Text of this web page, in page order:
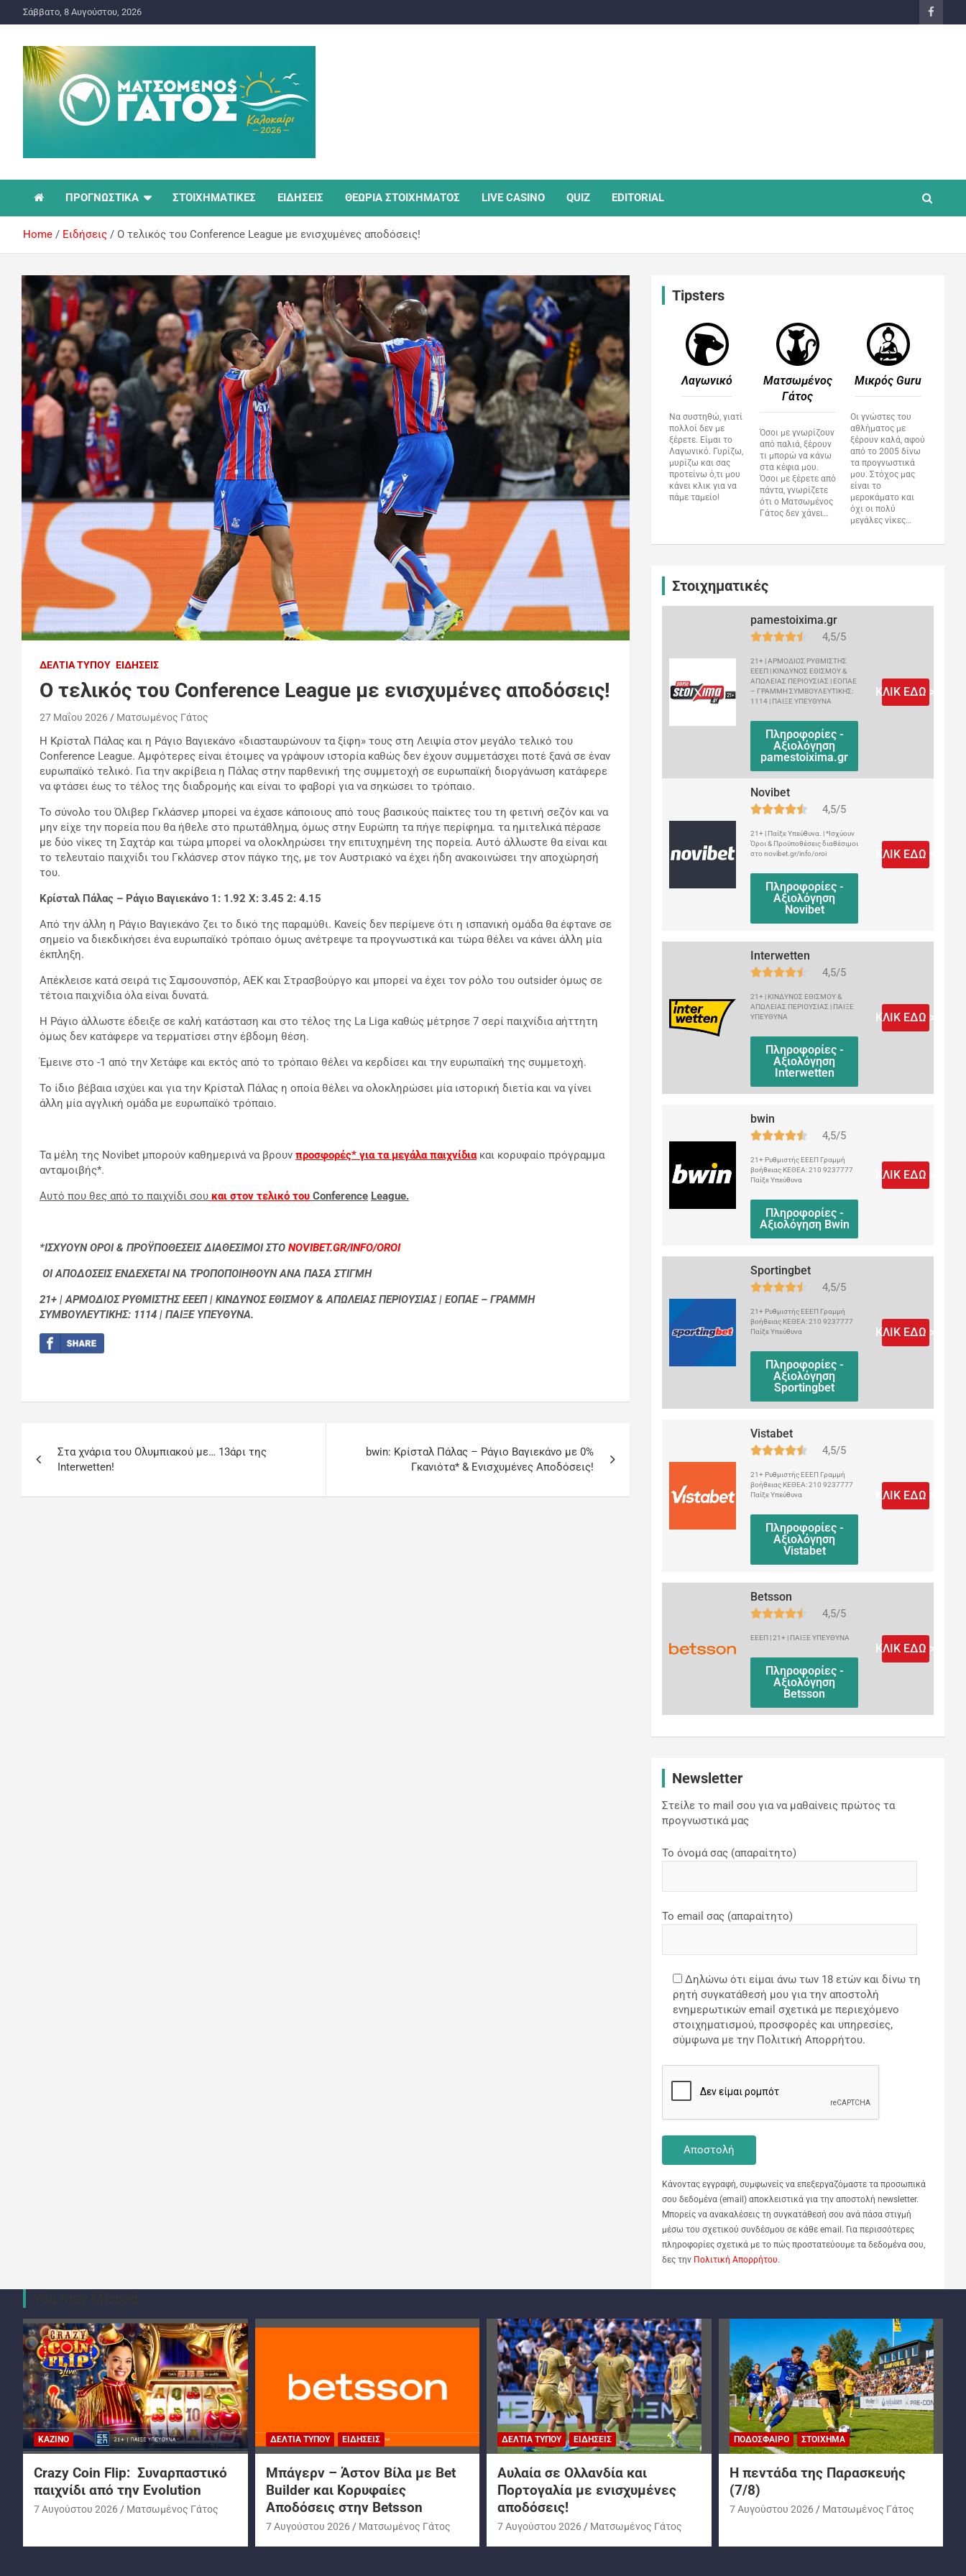
Σάββατο, 8 Αυγούστου, 2026
Ματσωμένος Γάτος –
Όλα για το Στοίχημα
ΠΡΟΓΝΩΣΤΙΚΑ ΣΤΟΙΧΗΜΑΤΙΚΕΣ ΕΙΔΗΣΕΙΣ ΘΕΩΡΙΑ ΣΤΟΙΧΗΜΑΤΟΣ LIVE CASINO QUIZ EDITORIAL
Home Ειδήσεις O τελικός του Conference League με ενισχυμένες αποδόσεις!
ΔΕΛΤΊΑ ΤΎΠΟΥ ΕΙΔΉΣΕΙΣ
O τελικός του Conference League με ενισχυμένες αποδόσεις!
27 Μαΐου 2026 Ματσωμένος Γάτος
Η Κρίσταλ Πάλας και η Ράγιο Βαγιεκάνο «διασταυρώνουν τα ξίφη» τους στη Λειψία στον μεγάλο τελικό του
Conference League. Αμφότερες είναι έτοιμες να γράψουν ιστορία καθώς δεν έχουν συμμετάσχει ποτέ ξανά σε έναν
ευρωπαϊκό τελικό. Για την ακρίβεια η Πάλας στην παρθενική της συμμετοχή σε ευρωπαϊκή διοργάνωση κατάφερε
να φτάσει έως το τέλος της διαδρομής και είναι το φαβορί για να σηκώσει το τρόπαιο.
Το σύνολο του Όλιβερ Γκλάσνερ μπορεί να έχασε κάποιους από τους βασικούς παίκτες του τη φετινή σεζόν και να
μην είχε την πορεία που θα ήθελε στο πρωτάθλημα, όμως στην Ευρώπη τα πήγε περίφημα. τα ημιτελικά πέρασε
με δύο νίκες τη Σαχτάρ και τώρα μπορεί να ολοκληρώσει την επιτυχημένη της πορεία. Αυτό άλλωστε θα είναι και
το τελευταίο παιχνίδι του Γκλάσνερ στον πάγκο της, με τον Αυστριακό να έχει ήδη ανακοινώσει την αποχώρησή
του.
Κρίσταλ Πάλας – Ράγιο Βαγιεκάνο 1: 1.92 X: 3.45 2: 4.15
Από την άλλη η Ράγιο Βαγιεκάνο ζει το δικό της παραμύθι. Κανείς δεν περίμενε ότι η ισπανική ομάδα θα έφτανε σε
σημείο να διεκδικήσει ένα ευρωπαϊκό τρόπαιο όμως ανέτρεψε τα προγνωστικά και τώρα θέλει να κάνει άλλη μία
έκπληξη.
Απέκλεισε κατά σειρά τις Σαμσουνσπόρ, ΑΕΚ και Στρασβούργο και μπορεί να έχει τον ρόλο του outsider όμως σε
τέτοια παιχνίδια όλα είναι δυνατά.
Η Ράγιο άλλωστε έδειξε σε καλή κατάσταση και στο τέλος της La Liga καθώς μέτρησε 7 σερί παιχνίδια αήττητη
όμως δεν κατάφερε να τερματίσει στην έβδομη θέση.
Έμεινε στο -1 από την Χετάφε και εκτός από το τρόπαιο θέλει να κερδίσει και την ευρωπαϊκή της συμμετοχή.
Το ίδιο βέβαια ισχύει και για την Κρίσταλ Πάλας η οποία θέλει να ολοκληρώσει μία ιστορική διετία και να γίνει
άλλη μία αγγλική ομάδα με ευρωπαϊκό τρόπαιο.
Τα μέλη της Novibet μπορούν καθημερινά να βρουν προσφορές* για τα μεγάλα παιχνίδιακαι κορυφαίο πρόγραμμα
ανταμοιβής*.
Αυτό που θες από το παιχνίδι σου και στον τελικό του Conference League.
*ΙΣΧΥΟΥΝ ΟΡΟΙ & ΠΡΟΫΠΟΘΕΣΕΙΣ ΔΙΑΘΕΣΙΜΟΙ ΣΤΟ NOVIBET.GR/INFO/OROI
ΟΙ ΑΠΟΔΟΣΕΙΣ ΕΝΔΕΧΕΤΑΙ ΝΑ ΤΡΟΠΟΠΟΙΗΘΟΥΝ ΑΝΑ ΠΑΣΑ ΣΤΙΓΜΗ
21+ | ΑΡΜΟΔΙΟΣ ΡΥΘΜΙΣΤΗΣ ΕΕΕΠ | ΚΙΝΔΥΝΟΣ ΕΘΙΣΜΟΥ & ΑΠΩΛΕΙΑΣ ΠΕΡΙΟΥΣΙΑΣ | ΕΟΠΑΕ – ΓΡΑΜΜΗ
ΣΥΜΒΟΥΛΕΥΤΙΚΗΣ: 1114 | ΠΑΙΞΕ ΥΠΕΥΘΥΝΑ.
Στα χνάρια του Ολυμπιακού με… 13άρι της
Interwetten!
bwin: Κρίσταλ Πάλας – Ράγιο Βαγιεκάνο με 0%
Γκανιότα* & Ενισχυμένες Αποδόσεις!
Tipsters
Λαγωνικό
Να συστηθώ, γιατί
πολλοί δεν με
ξέρετε. Είμαι το
Λαγωνικό. Γυρίζω,
μυρίζω και σας
προτείνω ό,τι μου
κάνει κλικ για να
πάμε ταμείο!
Ματσωμένος
Γάτος​
Όσοι με γνωρίζουν
από παλιά, ξέρουν
τι μπορώ να κάνω
στα κέφια μου.
Όσοι με ξέρετε από
πάντα, γνωρίζετε
ότι ο Ματσωμένος
Γάτος δεν χάνει…
Μικρός Guru​
Οι γνώστες του
αθλήματος με
ξέρουν καλά, αφού
από το 2005 δίνω
τα προγνωστικά
μου. Στόχος μας
είναι το
μεροκάματο και
όχι οι πολύ
μεγάλες νίκες…
Στοιχηματικές
pamestoixima.gr
4,5/5
21+ | ΑΡΜΟΔΙΟΣ ΡΥΘΜΙΣΤΗΣ
ΕΕΕΠ | ΚΙΝΔΥΝΟΣ ΕΘΙΣΜΟΥ &
ΑΠΩΛΕΙΑΣ ΠΕΡΙΟΥΣΙΑΣ | ΕΟΠΑΕ
– ΓΡΑΜΜΗ ΣΥΜΒΟΥΛΕΥΤΙΚΗΣ:
1114 | ΠΑΙΞΕ ΥΠΕΥΘΥΝΑ
Πληροφορίες -
Αξιολόγηση
pamestoixima.gr
ΚΛΙΚ ΕΔΩ >
Novibet
4,5/5
21+ | Παίξε Υπεύθυνα. | *Ισχύουν
Όροι & Προϋποθέσεις διαθέσιμοι
στο novibet.gr/info/oroi
Πληροφορίες -
Αξιολόγηση
Novibet
ΚΛΙΚ ΕΔΩ >
Interwetten
4,5/5
21+ | ΚΙΝΔΥΝΟΣ ΕΘΙΣΜΟΥ &
ΑΠΩΛΕΙΑΣ ΠΕΡΙΟΥΣΙΑΣ | ΠΑΙΞΕ
ΥΠΕΥΘΥΝΑ
Πληροφορίες -
Αξιολόγηση
Interwetten
ΚΛΙΚ ΕΔΩ >
bwin
4,5/5
21+ Ρυθμιστής ΕΕΕΠ Γραμμή
βοήθειας ΚΕΘΕΑ: 210 9237777
Παίξε Υπεύθυνα
Πληροφορίες -
Αξιολόγηση Bwin
ΚΛΙΚ ΕΔΩ >
Sportingbet
4,5/5
21+ Ρυθμιστής ΕΕΕΠ Γραμμή
βοήθειας ΚΕΘΕΑ: 210 9237777
Παίξε Υπεύθυνα
Πληροφορίες -
Αξιολόγηση
Sportingbet
ΚΛΙΚ ΕΔΩ >
Vistabet
4,5/5
21+ Ρυθμιστής ΕΕΕΠ Γραμμή
βοήθειας ΚΕΘΕΑ: 210 9237777
Παίξε Υπεύθυνα
Πληροφορίες -
Αξιολόγηση
Vistabet
ΚΛΙΚ ΕΔΩ >
Betsson
4,5/5
ΕΕΕΠ | 21+ | ΠΑΙΞΕ ΥΠΕΥΘΥΝΑ
Πληροφορίες -
Αξιολόγηση
Betsson
ΚΛΙΚ ΕΔΩ >
Newsletter
Στείλε το mail σου για να μαθαίνεις πρώτος τα
προγνωστικά μας
Το όνομά σας (απαραίτητο)
Το email σας (απαραίτητο)
Δηλώνω ότι είμαι άνω των 18 ετών και δίνω τη
ρητή συγκατάθεσή μου για την αποστολή
ενημερωτικών email σχετικά με περιεχόμενο
στοιχηματισμού, προσφορές και υπηρεσίες,
σύμφωνα με την Πολιτική Απορρήτου.
Κάνοντας εγγραφή, συμφωνείς να επεξεργαζόμαστε τα προσωπικά
σου δεδομένα (email) αποκλειστικά για την αποστολή newsletter.
Μπορείς να ανακαλέσεις τη συγκατάθεσή σου ανά πάσα στιγμή
μέσω του σχετικού συνδέσμου σε κάθε email. Για περισσότερες
πληροφορίες σχετικά με το πώς προστατεύουμε τα δεδομένα σου,
δες την Πολιτική Απορρήτου.
ΚΑΖΊΝΟ
Crazy Coin Flip: Συναρπαστικό
παιχνίδι από την Evolution
7 Αυγούστου 2026 Ματσωμένος Γάτος
ΔΕΛΤΊΑ ΤΎΠΟΥ ΕΙΔΉΣΕΙΣ
Μπάγερν – Άστον Βίλα με Bet
Builder και Κορυφαίες
Αποδόσεις στην Betsson
7 Αυγούστου 2026 Ματσωμένος Γάτος
ΔΕΛΤΊΑ ΤΎΠΟΥ ΕΙΔΉΣΕΙΣ
Αυλαία σε Ολλανδία και
Πορτογαλία με ενισχυμένες
αποδόσεις!
7 Αυγούστου 2026 Ματσωμένος Γάτος
ΠΟΔΌΣΦΑΙΡΟ ΣΤΟΊΧΗΜΑ
H πεντάδα της Παρασκευής
(7/8)
7 Αυγούστου 2026 Ματσωμένος Γάτος